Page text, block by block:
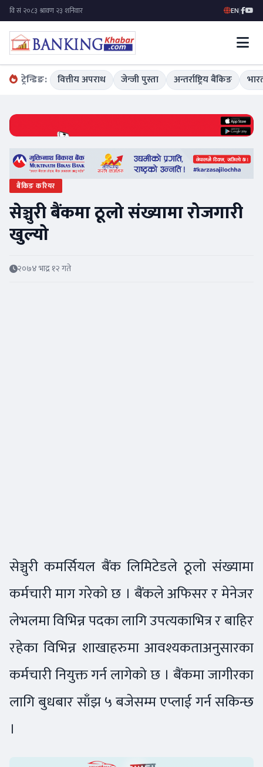
EN|
ट्रेन्डिङ: वित्तीय अपराध जेन्जी पुस्ता अन्तर्राष्ट्रिय बैंकिङ
बैंकिङ करियर
सेञ्चुरी बैंकमा ठूलो संख्यामा रोजगारी
खुल्यो
२०७४ भाद्र १२ गते
सेञ्चुरी कमर्सियल बैंक लिमिटेडले ठूलो संख्यामा
कर्मचारी माग गरेको छ । बैंकले अफिसर र मेनेजर
लेभलमा विभिन्न पदका लागि उपत्यकाभित्र र बाहिर
रहेका विभिन्न शाखाहरुमा आवश्यकताअनुसारका
कर्मचारी नियुक्त गर्न लागेको छ । बैंकमा जागीरका
लागि बुधबार साँझ ५ बजेसम्म एप्लाई गर्न सकिन्छ
।